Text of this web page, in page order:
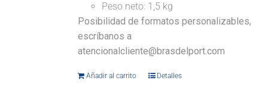
Peso neto: 1,5 kg
Posibilidad de formatos personalizables,
escríbanos a
atencionalcliente@brasdelport.com
Añadir al carrito Detalles